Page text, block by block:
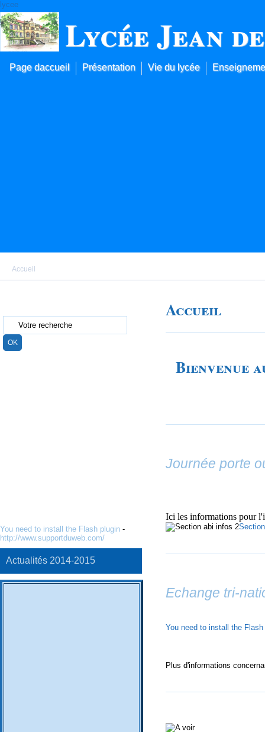
lycee
Lycée Jean
Page daccueil Présentation Vie du lycée
Accueil
Accueil
Bienvenue
Journée porte
Ici les informations pour
Echange tri-
You need to install the Flash
Plus d'informations
You need to install the Flash plugin -
http://www.supportduweb.com/
Actualités 2014-2015